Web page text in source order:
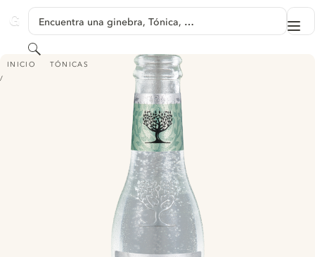
GINVENTORY
Encuentra una ginebra, Tónica, …
Buscar
INICIO TÓNICAS
FEVER TREE ELDERFLOWER TONIC WATER